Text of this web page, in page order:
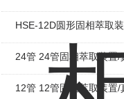
HSE-12D圆形固相萃取
24管 24管固相萃取装置/
12管 12管固相萃取装置/